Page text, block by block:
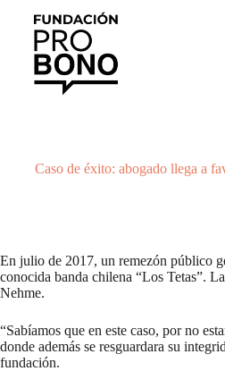
contenido
Caso de éxito: abogado llega a
En julio de 2017, un remezón público
conocida banda chilena “Los Tetas”.
Nehme.
“Sabíamos que en este caso, por no
donde además se resguardara su
fundación.